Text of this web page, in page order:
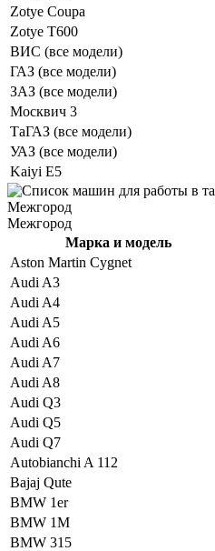
Zotye Coupa
Zotye T600
ВИС (все модели)
ГАЗ (все модели)
ЗАЗ (все модели)
Москвич 3
ТаГАЗ (все модели)
УАЗ (все модели)
Kaiyi E5
Межгород
Марка и модель
Aston Martin Cygnet
Audi A3
Audi A4
Audi A5
Audi A6
Audi A7
Audi A8
Audi Q3
Audi Q5
Audi Q7
Autobianchi A 112
Bajaj Qute
BMW 1er
BMW 1M
BMW 315